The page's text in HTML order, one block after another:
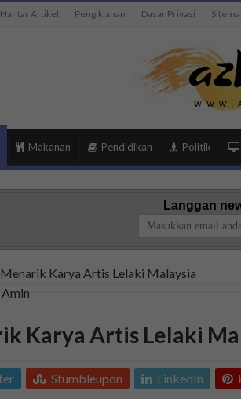
Hantar Artikel Pengiklanan Dasar Privasi
Makanan Pendidikan Politik
Langgan
Karya Artis Lelaki Malaysia
Karya Artis Lelaki
Stumbleupon LinkedIn